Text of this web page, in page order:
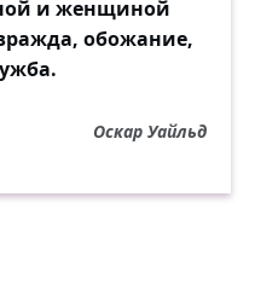
и женщиной
обожание,
Оскар Уайльд